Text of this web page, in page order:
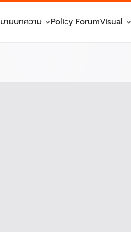
ายบทความ Policy ForumVisual